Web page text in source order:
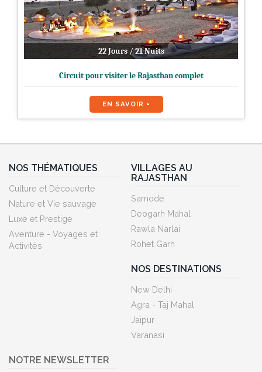
22 Jours / 21 Nuits
Circuit pour visiter le Rajasthan complet
EN SAVOIR +
NOS THÉMATIQUES
Culture et Découverte
Nature et Vie sauvage
Luxe et Prestige
Aventure - Voyages et
Activités
VILLAGES AU
RAJASTHAN
Samode
Deogarh Mahal
Rawla Narlai
Rohet Garh
NOS DESTINATIONS
New Delhi
Agra - Taj Mahal
Jaipur
Varanasi
NOTRE NEWSLETTER